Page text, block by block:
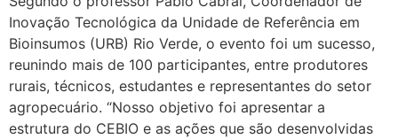
Inovação Tecnológica da Unidade de Referência em
Bioinsumos (URB) Rio Verde, o evento foi um sucesso,
reunindo mais de 100 participantes, entre produtores
rurais, técnicos, estudantes e representantes do setor
agropecuário. “Nosso objetivo foi apresentar a
estrutura do CEBIO e as ações que são desenvolvidas